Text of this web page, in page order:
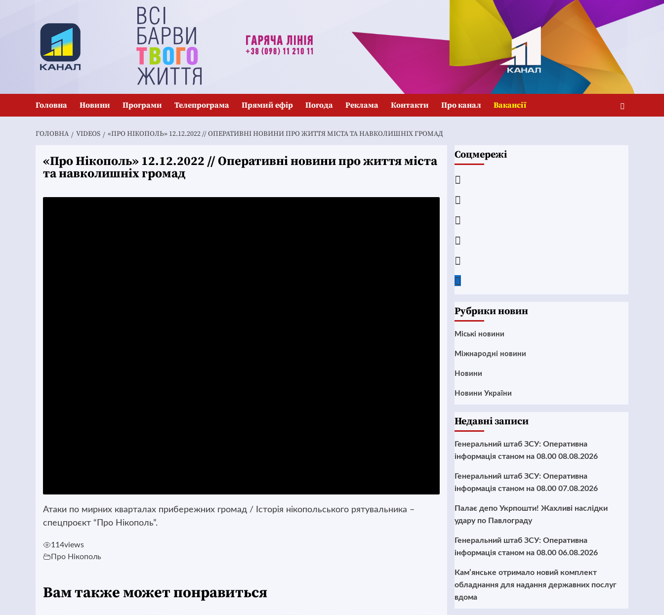
Головна Новини Програми Телепрограма Прямий ефір Погода Реклама Контакти Про канал Вакансії
ГОЛОВНА VIDEOS «ПРО НІКОПОЛЬ» 12.12.2022 // ОПЕРАТИВНІ НОВИНИ ПРО ЖИТТЯ МІСТА ТА НАВКОЛИШНІХ ГРОМАД
«Про Нікополь» 12.12.2022 // Оперативні новини про життя міста
та навколишніх громад
Атаки по мирних кварталах прибережних громад / Історія нікопольського рятувальника –
спецпроєкт “Про Нікополь”.
114views
Про Нікополь
Вам также может понравиться
Соцмережі
Рубрики новин
Mіські новини
Міжнародні новини
Новини
Новини України
Недавні записи
Генеральний штаб ЗСУ: Оперативна
інформація станом на 08.00 08.08.2026
Генеральний штаб ЗСУ: Оперативна
інформація станом на 08.00 07.08.2026
Палає депо Укрпошти! Жахливі наслідки
удару по Павлограду
Генеральний штаб ЗСУ: Оперативна
інформація станом на 08.00 06.08.2026
Кам’янське отримало новий комплект
обладнання для надання державних послуг
вдома